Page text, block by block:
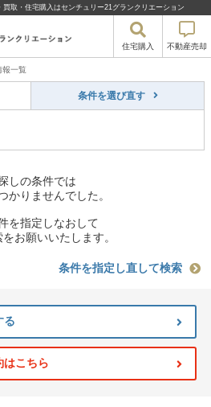
取・住宅購入はセンチュリー21グランクリエーション
住宅購入 不動産売却
報一覧
条件を選び直す
しの条件では
かりませんでした。
を指定しなおして
お願いいたします。
条件を指定し直して検索
る
はこちら